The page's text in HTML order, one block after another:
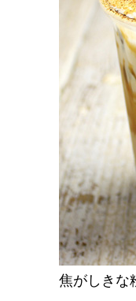
焦がしきな